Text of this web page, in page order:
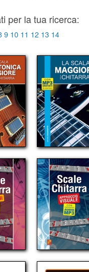
per la tua ricerca:
9 10 11 12 13 14